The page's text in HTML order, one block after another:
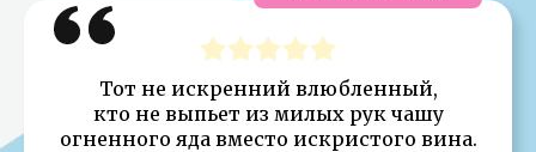
Тот не искренний влюбленный,
кто не выпьет из милых рук чашу
огненного яда вместо искристого вина.